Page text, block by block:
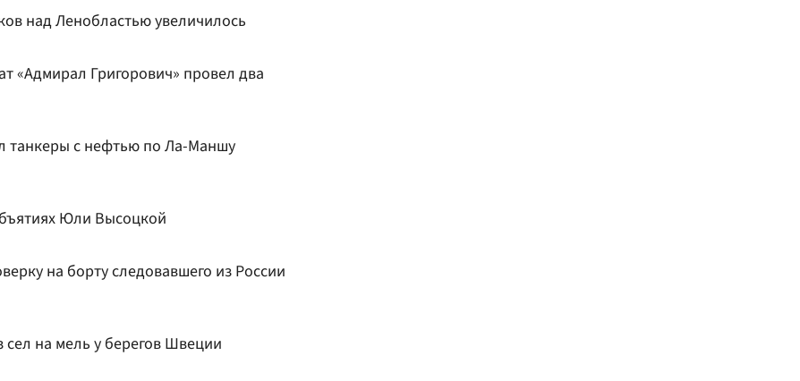
над Ленобластью увеличилось
«Адмирал Григорович» провел два
танкеры с нефтью по Ла-Маншу
Юли Высоцкой
на борту следовавшего из России
на мель у берегов Швеции